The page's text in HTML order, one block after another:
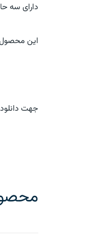
دارای سه
این
جهت